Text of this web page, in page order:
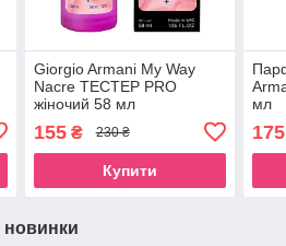
Giorgio Armani My Way
Nacre ТЕСТЕР PRO
жіночий 58 мл
155₴ 230 ₴
Купити
мл
175
новинки